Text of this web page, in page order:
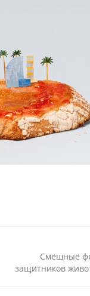
Смешные
защитников